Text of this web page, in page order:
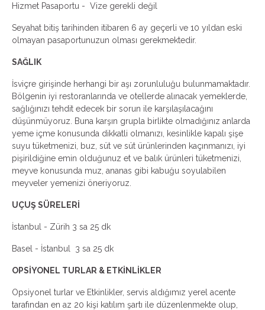
Hizmet Pasaportu - Vize gerekli değil
Seyahat bitiş tarihinden itibaren 6 ay geçerli ve 10 yıldan eski
olmayan pasaportunuzun olması gerekmektedir.
SAĞLIK
İsviçre girişinde herhangi bir aşı zorunluluğu bulunmamaktadır.
Bölgenin iyi restoranlarında ve otellerde alınacak yemeklerde,
sağlığınızı tehdit edecek bir sorun ile karşılaşılacağını
düşünmüyoruz. Buna karşın grupla birlikte olmadığınız anlarda
yeme içme konusunda dikkatli olmanızı, kesinlikle kapalı şişe
suyu tüketmenizi, buz, süt ve süt ürünlerinden kaçınmanızı, iyi
pişirildiğine emin olduğunuz et ve balık ürünleri tüketmenizi,
meyve konusunda muz, ananas gibi kabuğu soyulabilen
meyveler yemenizi öneriyoruz.
UÇUŞ SÜRELERİ
İstanbul - Zürih 3 sa 25 dk
Basel - İstanbul 3 sa 25 dk
OPSİYONEL TURLAR & ETKİNLİKLER
Opsiyonel turlar ve Etkinlikler, servis aldığımız yerel acente
tarafından en az 20 kişi katılım şartı ile düzenlenmekte olup,